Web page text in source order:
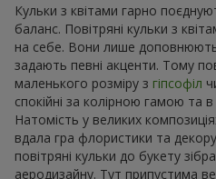
Кульки з квітами гарно
баланс. Повітряні кульки з
на себе. Вони лише
задають певні акценти. Тому
маленького розміру з гіпсофіл
спокійні за колірною гамою та в
Натомість у великих
вдала гра флористики та
повітряні кульки до букету
аеродизайну. Тут припустима